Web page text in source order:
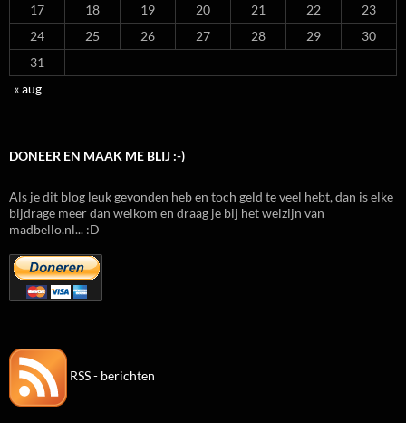
17
18 19 20 21 22
23
24
25 26 27 28 29
30
31
« aug
DONEER EN MAAK ME BLIJ :-)
Als je dit blog leuk gevonden heb en toch geld te veel hebt, dan is elke
bijdrage meer dan welkom en draag je bij het welzijn van
madbello.nl... :D
RSS - berichten